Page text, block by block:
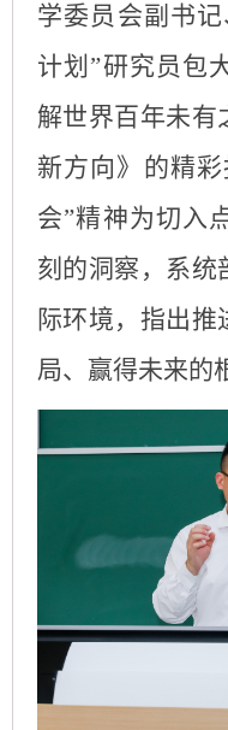
学委员会副书
计划 ”研究员包
解世界百年未有
新方向》的精彩
会”精神为切入
刻 的洞察，系统
际环境， 指出推
局、赢得未来的